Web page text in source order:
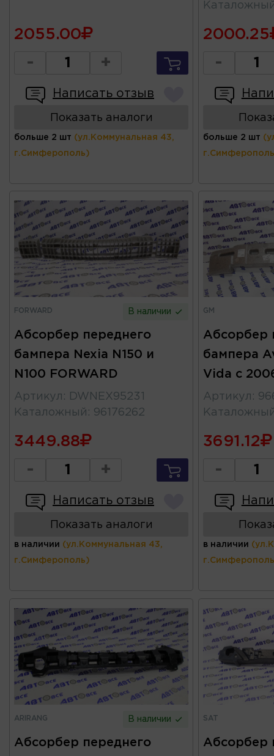
2055.00
- +
Написать отзыв
Показать аналоги
больше 2 шт (ул.Коммунальная 43,
г.Симферополь)
2000.25
-
больше 2 шт
FORWARD В наличии
Абсорбер переднего
бампера Nexia N150 и
N100 FORWARD
Артикул :
DWNEX95231
Каталожный : 96176262
3449.88
- +
Написать отзыв
Показать аналоги
в наличии (ул.Коммунальная 43,
г.Симферополь)
GM
Абсорбер
бампера
Vida с
Артикул :
3691.12
-
в наличии
ARIRANG В наличии
Абсорбер переднего
SAT
Абсорбер